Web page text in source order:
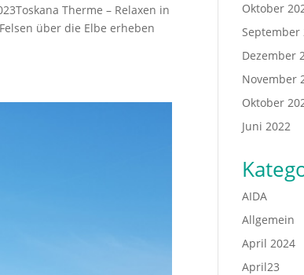
Therme – Relaxen in
über die Elbe erheben
Oktober
September
Dezember
November
Oktober
Juni 2022
AIDA
Allgemein
April 2024
April23